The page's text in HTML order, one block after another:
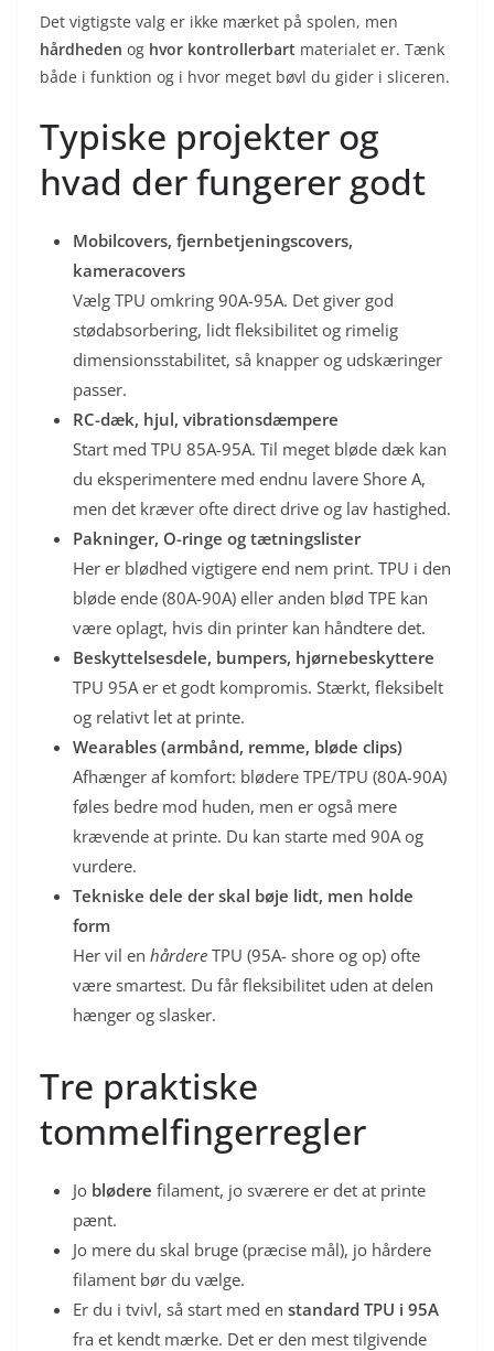
Det vigtigste valg er ikke mærket på spolen, men
hårdheden og hvor kontrollerbart materialet er. Tænk
både i funktion og i hvor meget bøvl du gider i sliceren.
Typiske projekter og
hvad der fungerer godt
Mobilcovers, fjernbetjeningscovers,
kameracovers
Vælg TPU omkring 90A-95A. Det giver god
stødabsorbering, lidt fleksibilitet og rimelig
dimensionsstabilitet, så knapper og udskæringer
passer.
RC-dæk, hjul, vibrationsdæmpere
Start med TPU 85A-95A. Til meget bløde dæk kan
du eksperimentere med endnu lavere Shore A,
men det kræver ofte direct drive og lav hastighed.
Pakninger, O-ringe og tætningslister
Her er blødhed vigtigere end nem print. TPU i den
bløde ende (80A-90A) eller anden blød TPE kan
være oplagt, hvis din printer kan håndtere det.
Beskyttelsesdele, bumpers, hjørnebeskyttere
TPU 95A er et godt kompromis. Stærkt, fleksibelt
og relativt let at printe.
Wearables (armbånd, remme, bløde clips)
Afhænger af komfort: blødere TPE/TPU (80A-90A)
føles bedre mod huden, men er også mere
krævende at printe. Du kan starte med 90A og
vurdere.
Tekniske dele der skal bøje lidt, men holde
form
Her vil en hårdere TPU (95A- shore og op) ofte
være smartest. Du får fleksibilitet uden at delen
hænger og slasker.
Tre praktiske
tommelfingerregler
Jo blødere filament, jo sværere er det at printe
pænt.
Jo mere du skal bruge (præcise mål), jo hårdere
filament bør du vælge.
Er du i tvivl, så start med en standard TPU i 95A
fra et kendt mærke. Det er den mest tilgivende